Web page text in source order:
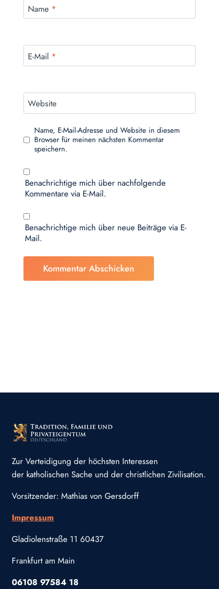
Name *
E-Mail *
Website
Name, E-Mail-Adresse und Website in diesem
Browser für meinen nächsten Kommentar
speichern.
Benachrichtige mich über nachfolgende
Kommentare via E-Mail.
Benachrichtige mich über neue Beiträge via E-
Mail.
Zur Verteidigung der höchsten Interessen
der katholischen Sache und der christlichen Zivilisation.
Vorsitzender: Mathias von Gersdorff
Impressum
Gladiolenstraße 11 60437
Frankfurt am Main
06108 97584 18